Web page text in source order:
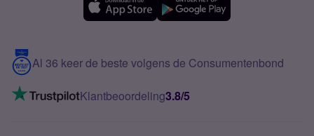
Meerdere nummers
5G internet
Mobiel internet
Mobiel abonnement
Contact
VoLTE 4G bellen
Al 36 keer de beste volgens de Consumentenbond
Klantbeoordeling3.8/5